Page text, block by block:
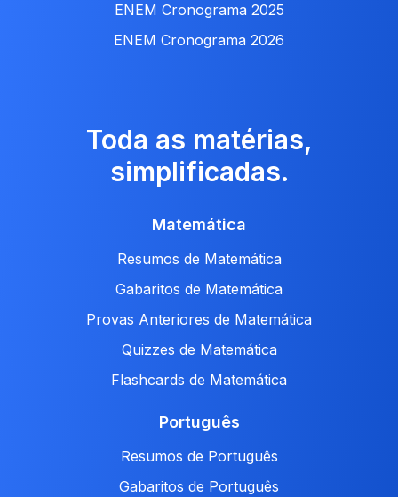
ENEM Cronograma 2025
ENEM Cronograma 2026
Toda as matérias,
simplificadas.
Matemática
Resumos de Matemática
Gabaritos de Matemática
Provas Anteriores de Matemática
Quizzes de Matemática
Flashcards de Matemática
Português
Resumos de Português
Gabaritos de Português